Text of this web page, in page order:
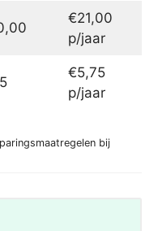
€21,00
p/jaar
€5,75
p/jaar
bij